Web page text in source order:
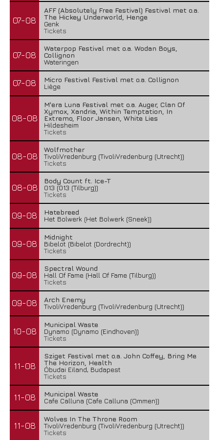
07-08
AFF (Absolutely Free Festival) Festival met o.a.
The Hickey Underworld, Henge
Genk
Tickets
07-08
Waterpop Festival met o.a. Wodan Boys,
Collignon
Wateringen
07-08
Micro Festival Festival met o.a. Collignon
Liège
08-08
M'era Luna Festival met o.a. Auger, Clan Of
Xymox, Xandria, Within Temptation, In
Extremo, Floor Jansen, White Lies
Hildesheim
Tickets
08-08
Wolfmother
TivoliVredenburg (TivoliVredenburg (Utrecht))
Tickets
08-08
Body Count ft. Ice-T
013 (013 (Tilburg))
Tickets
09-08
Hatebreed
Het Bolwerk (Het Bolwerk (Sneek))
09-08
Midnight
Bibelot (Bibelot (Dordrecht))
Tickets
09-08
Spectral Wound
Hall Of Fame (Hall Of Fame (Tilburg))
Tickets
09-08
Arch Enemy
TivoliVredenburg (TivoliVredenburg (Utrecht))
10-08
Municipal Waste
Dynamo (Dynamo (Eindhoven))
Tickets
11-08
Sziget Festival met o.a. John Coffey, Bring Me
The Horizon, Health
Óbudai Eiland, Budapest
Tickets
11-08
Municipal Waste
Cafe Calluna (Cafe Calluna (Ommen))
11-08
Wolves In The Throne Room
TivoliVredenburg (TivoliVredenburg (Utrecht))
Tickets